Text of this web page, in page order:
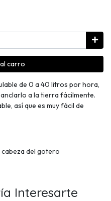
carro
de 0 a 40 litros por hora,
a la tierra fácilmente.
así que es muy fácil de
del gotero
Interesarte